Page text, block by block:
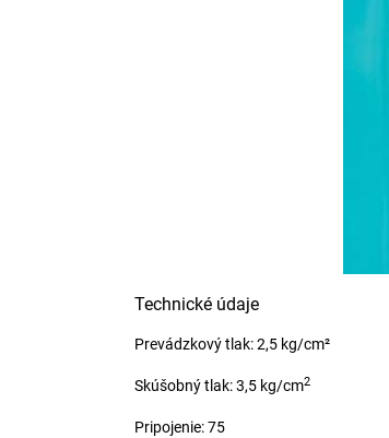
Technické údaje
Prevádzkový tlak: 2,5 kg/cm²
Skúšobný tlak: 3,5 kg/cm2
Pripojenie: 75